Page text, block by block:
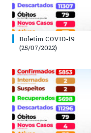
Boletim COVID-19
(25/07/2022)